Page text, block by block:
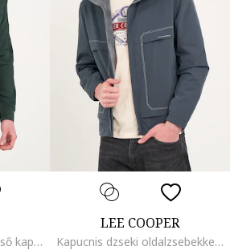
Hosszú ujjú cipzáros felső kapucnival, Erdőzöld
LEE COOPER
Kapucnis dzseki oldalzsebekkel, Olajkék